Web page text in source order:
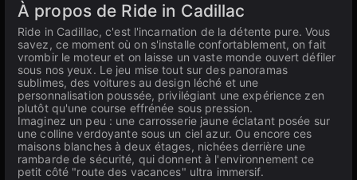
À propos de Ride in Cadillac
Ride in Cadillac, c'est l'incarnation de la détente pure. Vous
savez, ce moment où on s'installe confortablement, on fait
vrombir le moteur et on laisse un vaste monde ouvert défiler
sous nos yeux. Le jeu mise tout sur des panoramas
sublimes, des voitures au design léché et une
personnalisation poussée, privilégiant une expérience zen
plutôt qu'une course effrénée sous pression.
Imaginez un peu : une carrosserie jaune éclatant posée sur
une colline verdoyante sous un ciel azur. Ou encore ces
maisons blanches à deux étages, nichées derrière une
rambarde de sécurité, qui donnent à l'environnement ce
petit côté "route des vacances" ultra immersif.